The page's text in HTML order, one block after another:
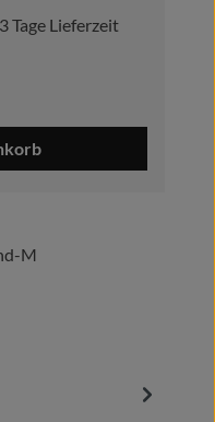
Tage Lieferzeit
den gewünschten
M